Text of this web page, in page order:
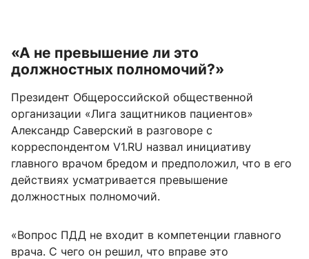
«А не превышение ли это
должностных полномочий?»
Президент Общероссийской общественной
организации «Лига защитников пациентов»
Александр Саверский в разговоре с
корреспондентом V1.RU назвал инициативу
главного врачом бредом и предположил, что в его
действиях усматривается превышение
должностных полномочий.
«Вопрос ПДД не входит в компетенции главного
врача. С чего он решил, что вправе это